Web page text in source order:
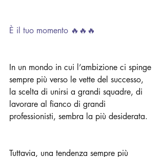
È il tuo momento 🔥🔥🔥
In un mondo in cui l’ambizione ci spinge
sempre più verso le vette del successo,
la scelta di unirsi a grandi squadre, di
lavorare al fianco di grandi
professionisti, sembra la più desiderata.
Tuttavia, una tendenza sempre più